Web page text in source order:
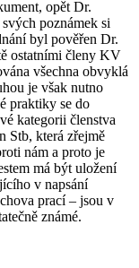
opět Dr.
poznámek si
byl pověřen Dr.
ostatními členy KV
všechna obvyklá
je však nutno
praktiky se do
kategorii členstva
Stb, která zřejmě
nám a proto je
má být uložení
v napsání
prací – jsou v
známé.